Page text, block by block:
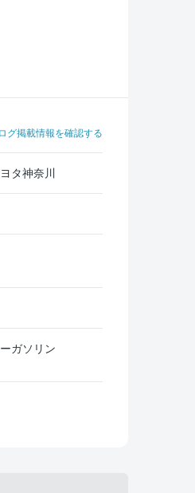
グ掲載情報を確認する
タ神奈川
ガソリン